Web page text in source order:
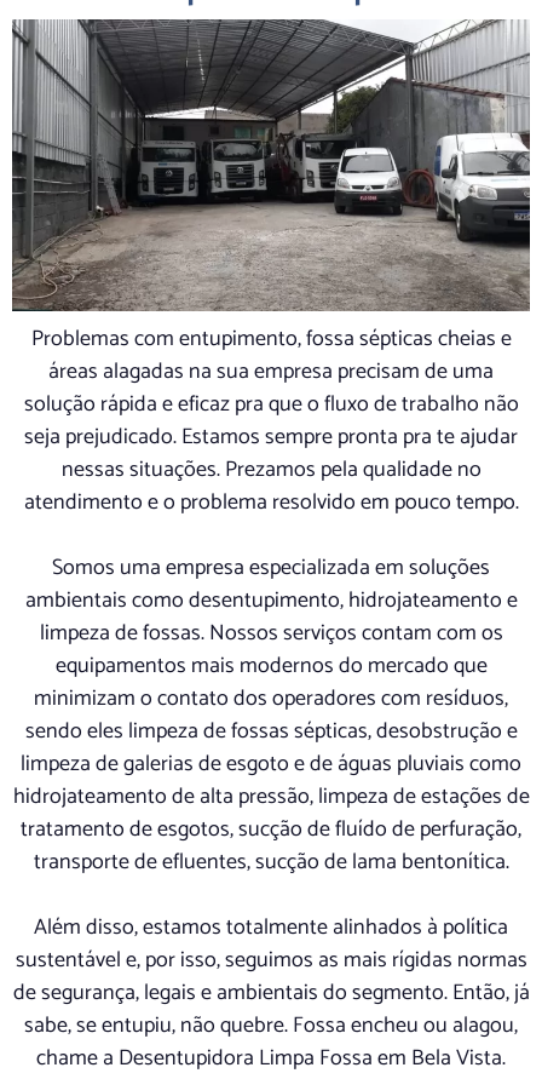
Problemas com entupimento, fossa sépticas cheias e
áreas alagadas na sua empresa precisam de uma
solução rápida e eficaz pra que o fluxo de trabalho não
seja prejudicado. Estamos sempre pronta pra te ajudar
nessas situações. Prezamos pela qualidade no
atendimento e o problema resolvido em pouco tempo.
Somos uma empresa especializada em soluções
ambientais como desentupimento, hidrojateamento e
limpeza de fossas. Nossos serviços contam com os
equipamentos mais modernos do mercado que
minimizam o contato dos operadores com resíduos,
sendo eles limpeza de fossas sépticas, desobstrução e
limpeza de galerias de esgoto e de águas pluviais como
hidrojateamento de alta pressão, limpeza de estações de
tratamento de esgotos, sucção de fluído de perfuração,
transporte de efluentes, sucção de lama bentonítica.
Além disso, estamos totalmente alinhados à política
sustentável e, por isso, seguimos as mais rígidas normas
de segurança, legais e ambientais do segmento. Então, já
sabe, se entupiu, não quebre. Fossa encheu ou alagou,
chame a Desentupidora Limpa Fossa em Bela Vista.